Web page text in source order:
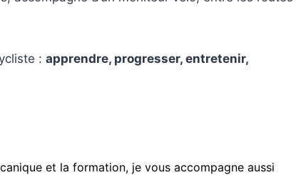
: apprendre, progresser, entretenir,
et la formation, je vous accompagne aussi